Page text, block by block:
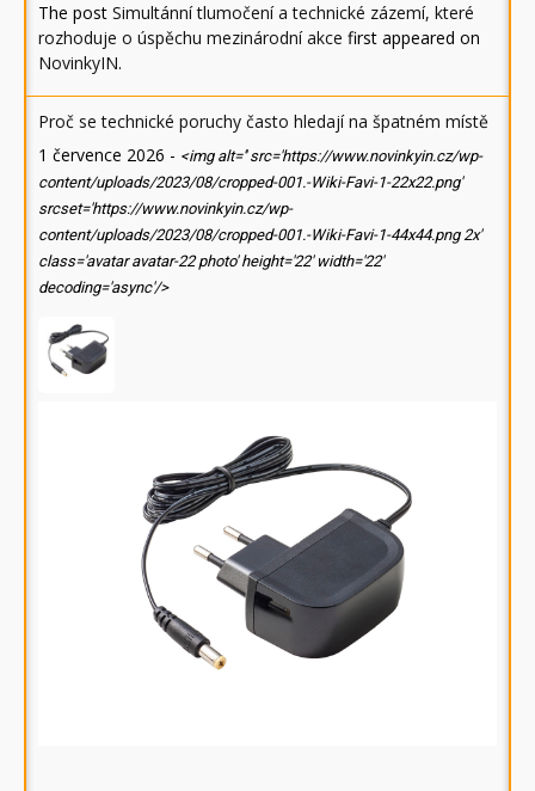
The post Simultánní tlumočení a technické zázemí, které
rozhoduje o úspěchu mezinárodní akce first appeared on
NovinkyIN.
Proč se technické poruchy často hledají na špatném místě
1 července 2026 - <img alt='' src='https://www.novinkyin.cz/wp-
content/uploads/2023/08/cropped-001.-Wiki-Favi-1-22x22.png'
srcset='https://www.novinkyin.cz/wp-
content/uploads/2023/08/cropped-001.-Wiki-Favi-1-44x44.png 2x'
class='avatar avatar-22 photo' height='22' width='22'
decoding='async'/>